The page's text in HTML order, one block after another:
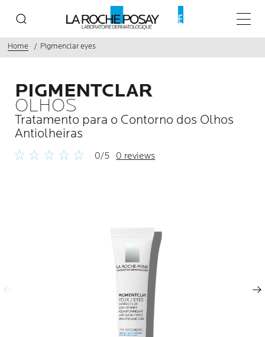
Menu
Home Pigmenclar eyes
PIGMENTCLAR
OLHOS
Tratamento para o Contorno dos Olhos
Antiolheiras
0/5 0 reviews
Próximo painel